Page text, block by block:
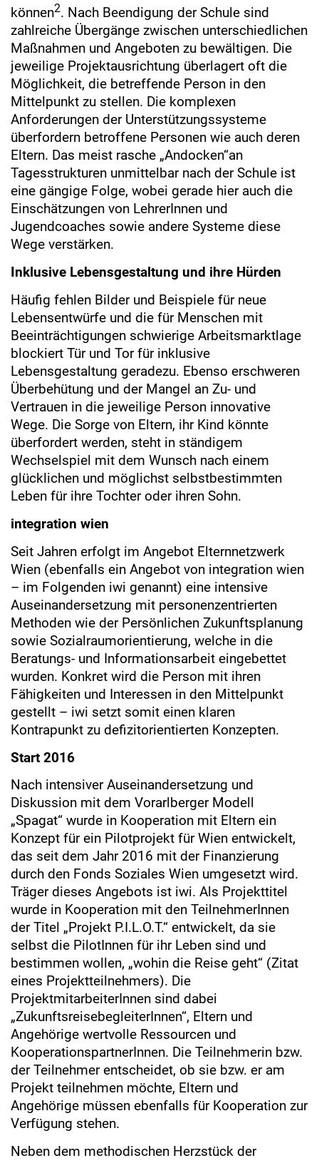
können2. Nach Beendigung der Schule sind
zahlreiche Übergänge zwischen unterschiedlichen
Maßnahmen und Angeboten zu bewältigen. Die
jeweilige Projektausrichtung überlagert oft die
Möglichkeit, die betreffende Person in den
Mittelpunkt zu stellen. Die komplexen
Anforderungen der Unterstützungssysteme
überfordern betroffene Personen wie auch deren
Eltern. Das meist rasche „Andocken“an
Tagesstrukturen unmittelbar nach der Schule ist
eine gängige Folge, wobei gerade hier auch die
Einschätzungen von LehrerInnen und
Jugendcoaches sowie andere Systeme diese
Wege verstärken.
Inklusive Lebensgestaltung und ihre Hürden
Häufig fehlen Bilder und Beispiele für neue
Lebensentwürfe und die für Menschen mit
Beeinträchtigungen schwierige Arbeitsmarktlage
blockiert Tür und Tor für inklusive
Lebensgestaltung geradezu. Ebenso erschweren
Überbehütung und der Mangel an Zu- und
Vertrauen in die jeweilige Person innovative
Wege. Die Sorge von Eltern, ihr Kind könnte
überfordert werden, steht in ständigem
Wechselspiel mit dem Wunsch nach einem
glücklichen und möglichst selbstbestimmten
Leben für ihre Tochter oder ihren Sohn.
integration wien
Seit Jahren erfolgt im Angebot Elternnetzwerk
Wien (ebenfalls ein Angebot von integration wien
– im Folgenden iwi genannt) eine intensive
Auseinandersetzung mit personenzentrierten
Methoden wie der Persönlichen Zukunftsplanung
sowie Sozialraumorientierung, welche in die
Beratungs- und Informationsarbeit eingebettet
wurden. Konkret wird die Person mit ihren
Fähigkeiten und Interessen in den Mittelpunkt
gestellt – iwi setzt somit einen klaren
Kontrapunkt zu defizitorientierten Konzepten.
Start 2016
Nach intensiver Auseinandersetzung und
Diskussion mit dem Vorarlberger Modell
„Spagat“ wurde in Kooperation mit Eltern ein
Konzept für ein Pilotprojekt für Wien entwickelt,
das seit dem Jahr 2016 mit der Finanzierung
durch den Fonds Soziales Wien umgesetzt wird.
Träger dieses Angebots ist iwi. Als Projekttitel
wurde in Kooperation mit den TeilnehmerInnen
der Titel „Projekt P.I.L.O.T.“ entwickelt, da sie
selbst die PilotInnen für ihr Leben sind und
bestimmen wollen, „wohin die Reise geht“ (Zitat
eines Projektteilnehmers). Die
ProjektmitarbeiterInnen sind dabei
„ZukunftsreisebegleiterInnen“, Eltern und
Angehörige wertvolle Ressourcen und
KooperationspartnerInnen. Die Teilnehmerin bzw.
der Teilnehmer entscheidet, ob sie bzw. er am
Projekt teilnehmen möchte, Eltern und
Angehörige müssen ebenfalls für Kooperation zur
Verfügung stehen.
Neben dem methodischen Herzstück der